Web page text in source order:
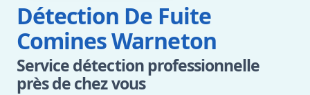
Détection De Fuite
Comines Warneton
Service détection professionnelle
près de chez vous